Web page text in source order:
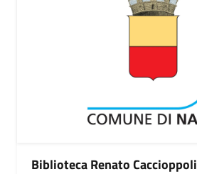
Biblioteca Renato Caccioppoli